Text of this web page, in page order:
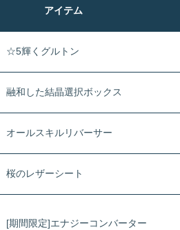
アイテム
☆5輝くグルトン
融和した結晶選択ボックス
オールスキルリバーサー
桜のレザーシート
[期間限定]エナジーコンバーター